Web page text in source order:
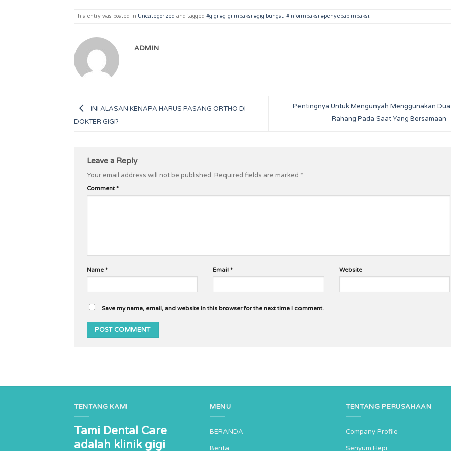
This entry was posted in Uncategorized and tagged #gigi #gigiimpaksi #gigibungsu #infoimpaksi #penyebabimpaksi.
ADMIN
INI ALASAN KENAPA HARUS PASANG ORTHO DI
DOKTER GIGI?
Pentingnya Untuk Mengunyah Menggunakan Dua
Rahang Pada Saat Yang Bersamaan
Leave a Reply
Your email address will not be published. Required fields are marked *
Comment *
Name * Email * Website
Save my name, email, and website in this browser for the next time I comment.
TENTANG KAMI
Tami Dental Care
adalah klinik gigi
MENU
BERANDA
Berita
TENTANG PERUSAHAAN
Company Profile
Senyum Hepi